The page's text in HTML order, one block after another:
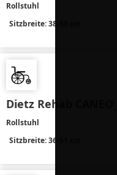
Rollstuhl
Sitzbreite: 38-50 cm
Dietz Rehab CANEO_S
Rollstuhl
Sitzbreite: 36-51 cm